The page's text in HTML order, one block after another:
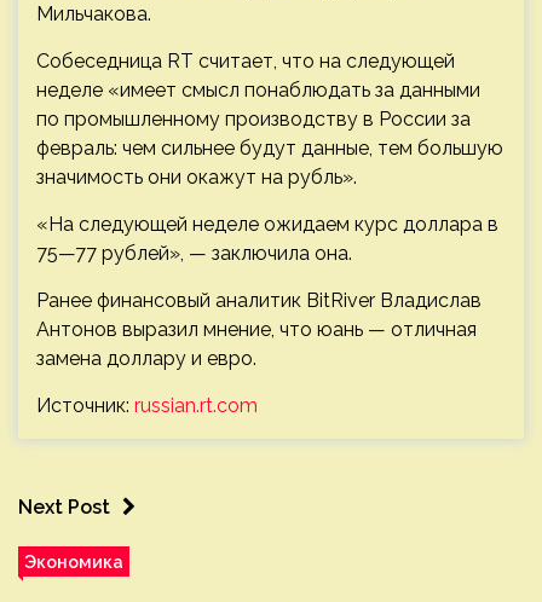
Мильчакова.
Собеседница RT считает, что на следующей
неделе «имеет смысл понаблюдать за данными
по промышленному производству в России за
февраль: чем сильнее будут данные, тем большую
значимость они окажут на рубль».
«На следующей неделе ожидаем курс доллара в
75—77 рублей», — заключила она.
Ранее финансовый аналитик BitRiver Владислав
Антонов выразил мнение, что юань — отличная
замена доллару и евро.
Источник: russian.rt.com
Next Post
Экономика